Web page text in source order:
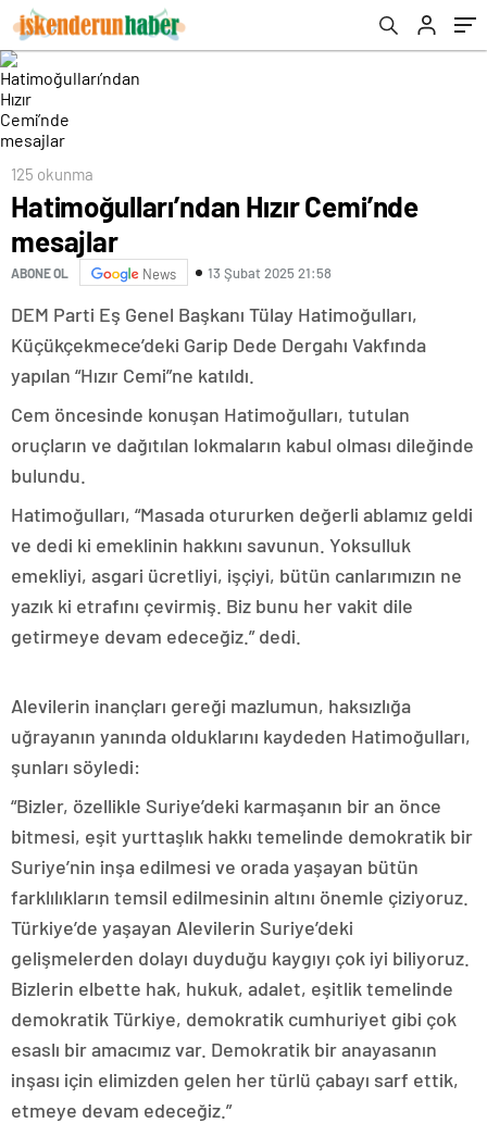
125 okunma
Hatimoğulları’ndan Hızır Cemi’nde
mesajlar
ABONE OL News 13 Şubat 2025 21:58
DEM Parti Eş Genel Başkanı Tülay Hatimoğulları,
Küçükçekmece’deki Garip Dede Dergahı Vakfında
yapılan “Hızır Cemi”ne katıldı.
Cem öncesinde konuşan Hatimoğulları, tutulan
oruçların ve dağıtılan lokmaların kabul olması dileğinde
bulundu.
Hatimoğulları, “Masada otururken değerli ablamız geldi
ve dedi ki emeklinin hakkını savunun. Yoksulluk
emekliyi, asgari ücretliyi, işçiyi, bütün canlarımızın ne
yazık ki etrafını çevirmiş. Biz bunu her vakit dile
getirmeye devam edeceğiz.” dedi.
Alevilerin inançları gereği mazlumun, haksızlığa
uğrayanın yanında olduklarını kaydeden Hatimoğulları,
şunları söyledi:
“Bizler, özellikle Suriye’deki karmaşanın bir an önce
bitmesi, eşit yurttaşlık hakkı temelinde demokratik bir
Suriye’nin inşa edilmesi ve orada yaşayan bütün
farklılıkların temsil edilmesinin altını önemle çiziyoruz.
Türkiye’de yaşayan Alevilerin Suriye’deki
gelişmelerden dolayı duyduğu kaygıyı çok iyi biliyoruz.
Bizlerin elbette hak, hukuk, adalet, eşitlik temelinde
demokratik Türkiye, demokratik cumhuriyet gibi çok
esaslı bir amacımız var. Demokratik bir anayasanın
inşası için elimizden gelen her türlü çabayı sarf ettik,
etmeye devam edeceğiz.”